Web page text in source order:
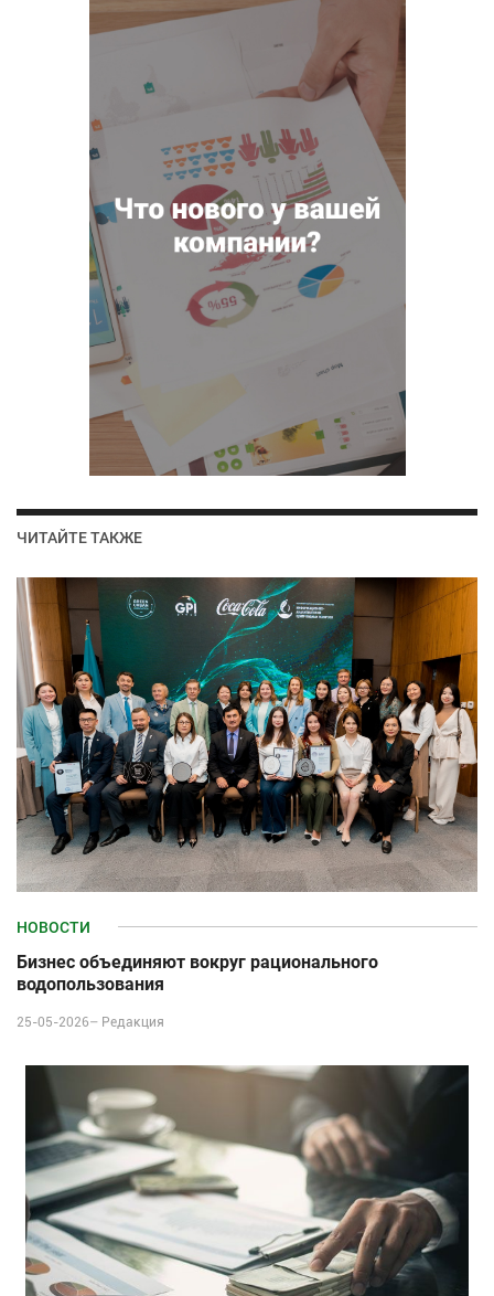
ЧИТАЙТЕ ТАКЖЕ
НОВОСТИ
Бизнес объединяют вокруг рационального
водопользования
25-05-2026– Редакция